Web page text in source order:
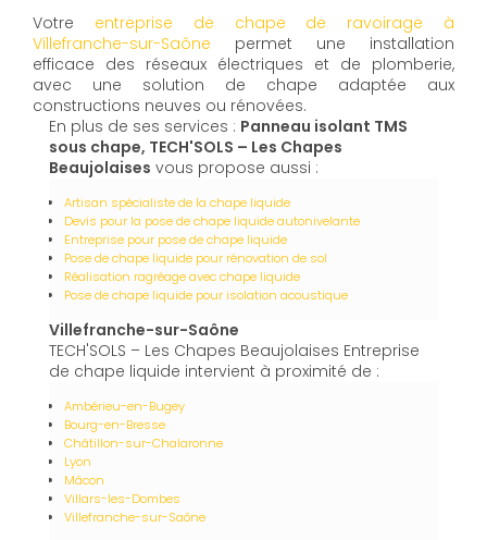
Votre entreprise de chape de ravoirage à
Villefranche-sur-Saône permet une installation
efficace des réseaux électriques et de plomberie,
avec une solution de chape adaptée aux
constructions neuves ou rénovées.
En plus de ses services : Panneau isolant TMS
sous chape, TECH'SOLS – Les Chapes
Beaujolaises vous propose aussi :
Artisan spécialiste de la chape liquide
Devis pour la pose de chape liquide autonivelante
Entreprise pour pose de chape liquide
Pose de chape liquide pour rénovation de sol
Réalisation ragréage avec chape liquide
Pose de chape liquide pour isolation acoustique
Villefranche-sur-Saône
TECH'SOLS – Les Chapes Beaujolaises Entreprise
de chape liquide intervient à proximité de :
Ambérieu-en-Bugey
Bourg-en-Bresse
Châtillon-sur-Chalaronne
Lyon
Mâcon
Villars-les-Dombes
Villefranche-sur-Saône